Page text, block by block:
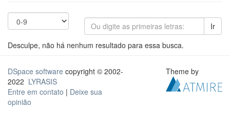
Ir
Desculpe, não há nenhum resultado para essa busca.
DSpace software copyright © 2002-
2022 LYRASIS
Entre em contato | Deixe sua
opinião
Theme by